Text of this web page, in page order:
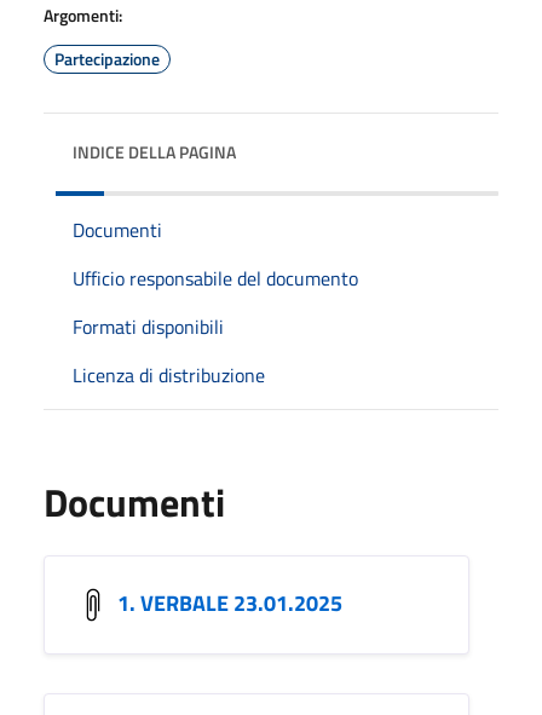
Argomenti:
Partecipazione
INDICE DELLA PAGINA
Documenti
Ufficio responsabile del documento
Formati disponibili
Licenza di distribuzione
Documenti
1. VERBALE 23.01.2025